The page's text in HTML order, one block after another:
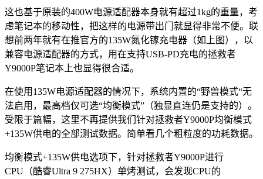
这也基于原装的400W电源适配器本身就有超过1kg的重量，考
虑笔记本的移动性，把这样的电源带出门就显得非常不便。联
想前两年就有在推官方的135W氮化镓充电器（如上图），以
兼容电源适配器的方式，用在支持USB-PD充电的拯救者
Y9000P笔记本上也显得很合适。
在使用135W电源适配器的情况下，系统内置的“野兽模式“无
法启用，最高档仅可选“均衡模式”（独显直连仍是支持的）。
受限于篇幅，这里不再提供我们针对拯救者Y9000P均衡模式
+135W供电的全部测试数据。简单看几个粗粒度的功耗数据。
均衡模式+135W供电选项下，针对拯救者Y9000P进行
CPU（酷睿Ultra 9 275HX）单烤测试，会发现CPU的